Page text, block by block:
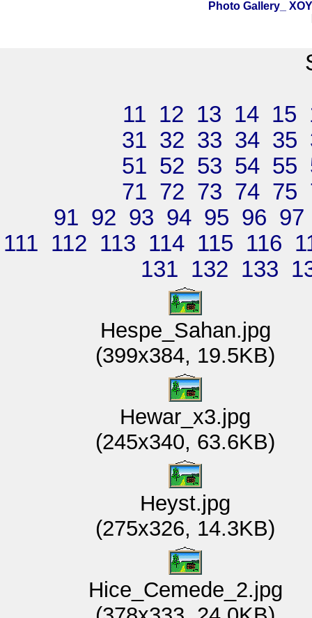
Photo Gallery_
11 12 13 14 15
31 32 33 34 35
51 52 53 54 55
71 72 73 74 75
91 92 93 94 95 96 97
111 112 113 114 115 116
131 132 133
Hespe_Sahan.jpg
(399x384, 19.5KB)
Hewar_x3.jpg
(245x340, 63.6KB)
Heyst.jpg
(275x326, 14.3KB)
Hice_Cemede_2.jpg